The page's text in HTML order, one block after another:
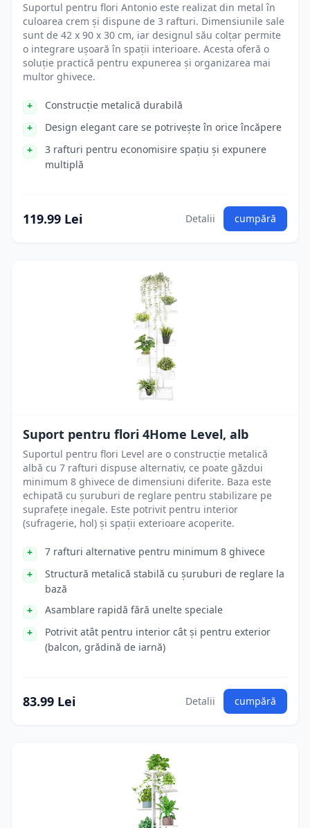
Suportul pentru flori Antonio este realizat din metal în
culoarea crem și dispune de 3 rafturi. Dimensiunile sale
sunt de 42 x 90 x 30 cm, iar designul său colțar permite
o integrare ușoară în spații interioare. Acesta oferă o
soluție practică pentru expunerea și organizarea mai
multor ghivece.
Construcție metalică durabilă
Design elegant care se potrivește în orice încăpere
3 rafturi pentru economisire spațiu și expunere
multiplă
119.99 Lei Detalii cumpără
Suport pentru flori 4Home Level, alb
Suportul pentru flori Level are o construcție metalică
albă cu 7 rafturi dispuse alternativ, ce poate găzdui
minimum 8 ghivece de dimensiuni diferite. Baza este
echipată cu șuruburi de reglare pentru stabilizare pe
suprafețe inegale. Este potrivit pentru interior
(sufragerie, hol) și spații exterioare acoperite.
7 rafturi alternative pentru minimum 8 ghivece
Structură metalică stabilă cu șuruburi de reglare la
bază
Asamblare rapidă fără unelte speciale
Potrivit atât pentru interior cât și pentru exterior
(balcon, grădină de iarnă)
83.99 Lei Detalii cumpără